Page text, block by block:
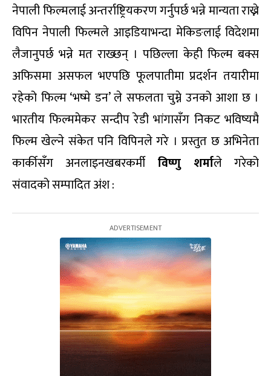
नेपाली फिल्मलाई अन्तर्राष्ट्रियकरण गर्नुपर्छ भन्ने मान्यता राख्ने
विपिन नेपाली फिल्मले आइडियाभन्दा मेकिङलाई विदेशमा
लैजानुपर्छ भन्ने मत राख्छन् । पछिल्ला केही फिल्म बक्स
अफिसमा असफल भएपछि फूलपातीमा प्रदर्शन तयारीमा
रहेको फिल्म ‘भष्मे डन’ ले सफलता चुम्ने उनको आशा छ ।
भारतीय फिल्ममेकर सन्दीप रेडी भांगासँग निकट भविष्यमै
फिल्म खेल्ने संकेत पनि विपिनले गरे । प्रस्तुत छ अभिनेता
कार्कीसँग अनलाइनखबरकर्मी विष्णु शर्माले गरेको
संवादको सम्पादित अंश :